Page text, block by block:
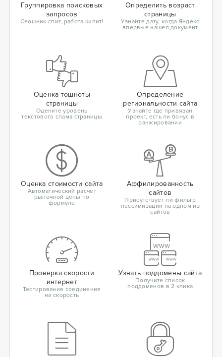
Группировка поисковых
запросов
Сеошник спит, работа кипит!
Определить возраст
страницы
Узнайте дату, когда Яндекс
впервые нашел документ
Оценка тошноты
страницы
Оцените уровень
текстового спама страницы
Определение
региональности сайта
Узнайте где привязан
проект, есть ли бонус в
ранжировании
Оценка стоимости сайта
Автоматический расчет
рыночной цены по
формуле
Аффилированность
сайтов
Присутствует ли фильтр
пессимизации на одном из
сайтов
Проверка скорости
интернет
Тестирование соединения
на скорость
Узнать поддомены сайта
Получите список
поддоменов в 2 клика